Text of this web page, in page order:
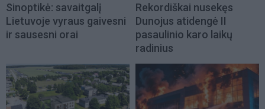
Sinoptikė: savaitgalį
Lietuvoje vyraus gaivesni
ir sausesni orai
Rekordiškai nusekęs
Dunojus atidengė II
pasaulinio karo laikų
radinius